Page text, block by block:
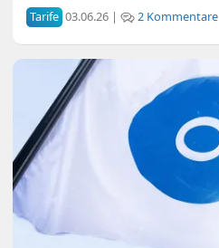
Tarife 03.06.26 | 2 Kommentare